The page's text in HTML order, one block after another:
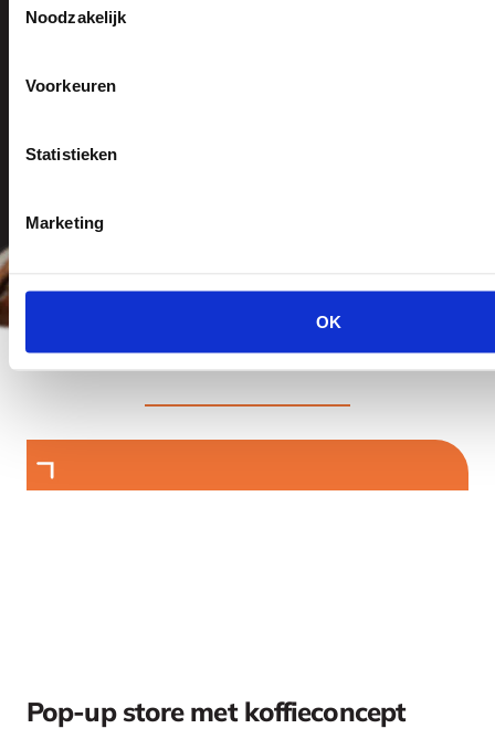
Noodzakelijk
Voorkeuren
Statistieken
Marketing
OK
Koffiemachine wordt opgehaald
koffiemachine weer bij je op.
UitgelichteKlantcases
Pop-up store met koffieconcept